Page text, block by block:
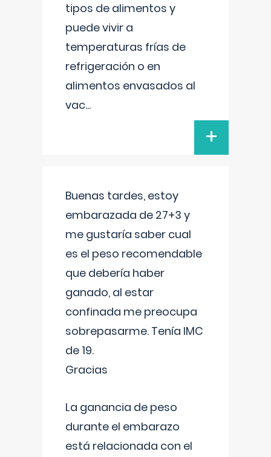
tipos de alimentos y
puede vivir a
temperaturas frías de
refrigeración o en
alimentos envasados al
vac...
+
Buenas tardes, estoy
embarazada de 27+3 y
me gustaría saber cual
es el peso recomendable
que debería haber
ganado, al estar
confinada me preocupa
sobrepasarme. Tenía IMC
de 19.
Gracias
La ganancia de peso
durante el embarazo
está relacionada con el